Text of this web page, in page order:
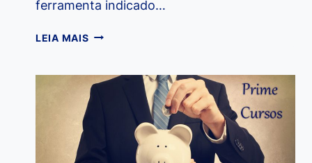
ferramenta indicado…
LEIA MAISCOMO
PLANO
DE